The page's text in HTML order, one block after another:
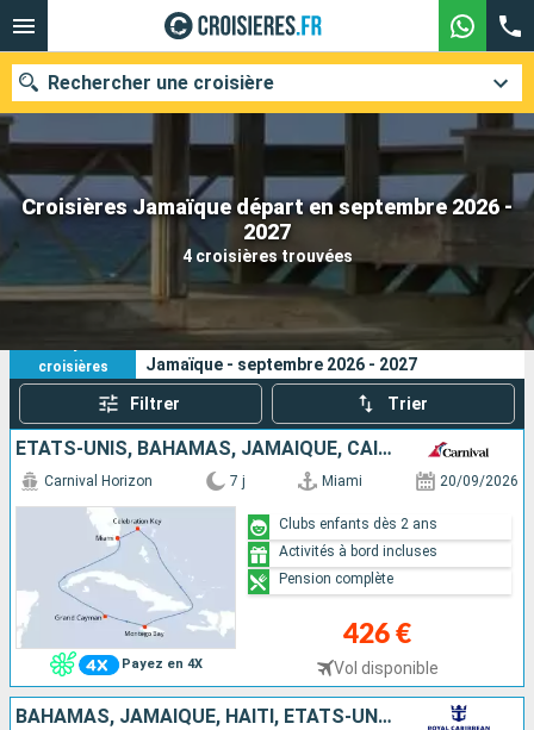
Croisières Jamaïque départ en septembre 2026 -
2027
4 croisières trouvées
Rechercher une croisière
Nos destinations
Mois de départ
Compagnies
Rechercher
4
croisières
Jamaïque - septembre 2026 - 2027
Filtrer Trier
ÉTATS-UNIS, BAHAMAS, JAMAÏQUE, CAÏMANS (ÎLES)
Payez en 4X
Carnival Horizon 7 j Miami 20/09/2026
426 €
Vol disponible
Clubs enfants dès 2 ans
Activités à bord incluses
Pension complète
BAHAMAS, JAMAÏQUE, HAÏTI, ÉTATS-UNIS